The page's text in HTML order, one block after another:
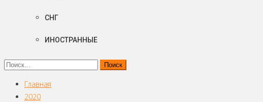
СНГ
ИНОСТРАННЫЕ
Найти:
Главная
2020